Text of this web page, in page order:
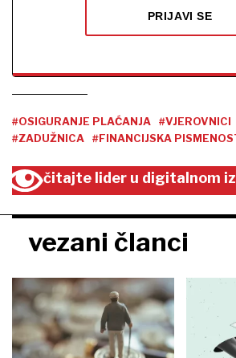
PRIJAVI SE
#OSIGURANJE PLAĆANJA #VJEROVNICI
#ZADUŽNICA
#FINANCIJSKA
čitajte lider u digitalnom
vezani članci